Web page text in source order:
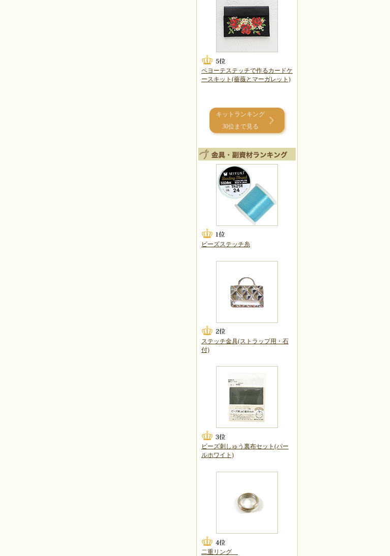
ペヨーテステッチで作るカードケ
ースキット(薔薇とマーガレット)
キットランキング
30位まで見る
ビーズステッチ糸
ステッチ金具(ストラップ用・石
付)
ビーズ刺しゅう裏布セット(パー
ルホワイト)
二重リング